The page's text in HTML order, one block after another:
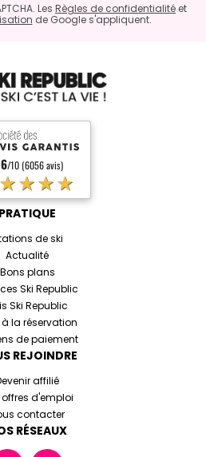
Les Règles de confidentialité et
de Google s'appliquent.
/10 (6056 avis)
PRATIQUE
de ski
Actualité
Bons plans
Ski Republic
Ski Republic
la réservation
de paiement
REJOINDRE
affilié
offres d'emploi
contacter
RÉSEAUX